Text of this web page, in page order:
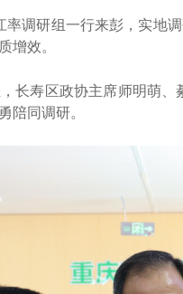
率调研组一行来彭，实地
增效。
长寿区政协主席师明萌
陪同调研。